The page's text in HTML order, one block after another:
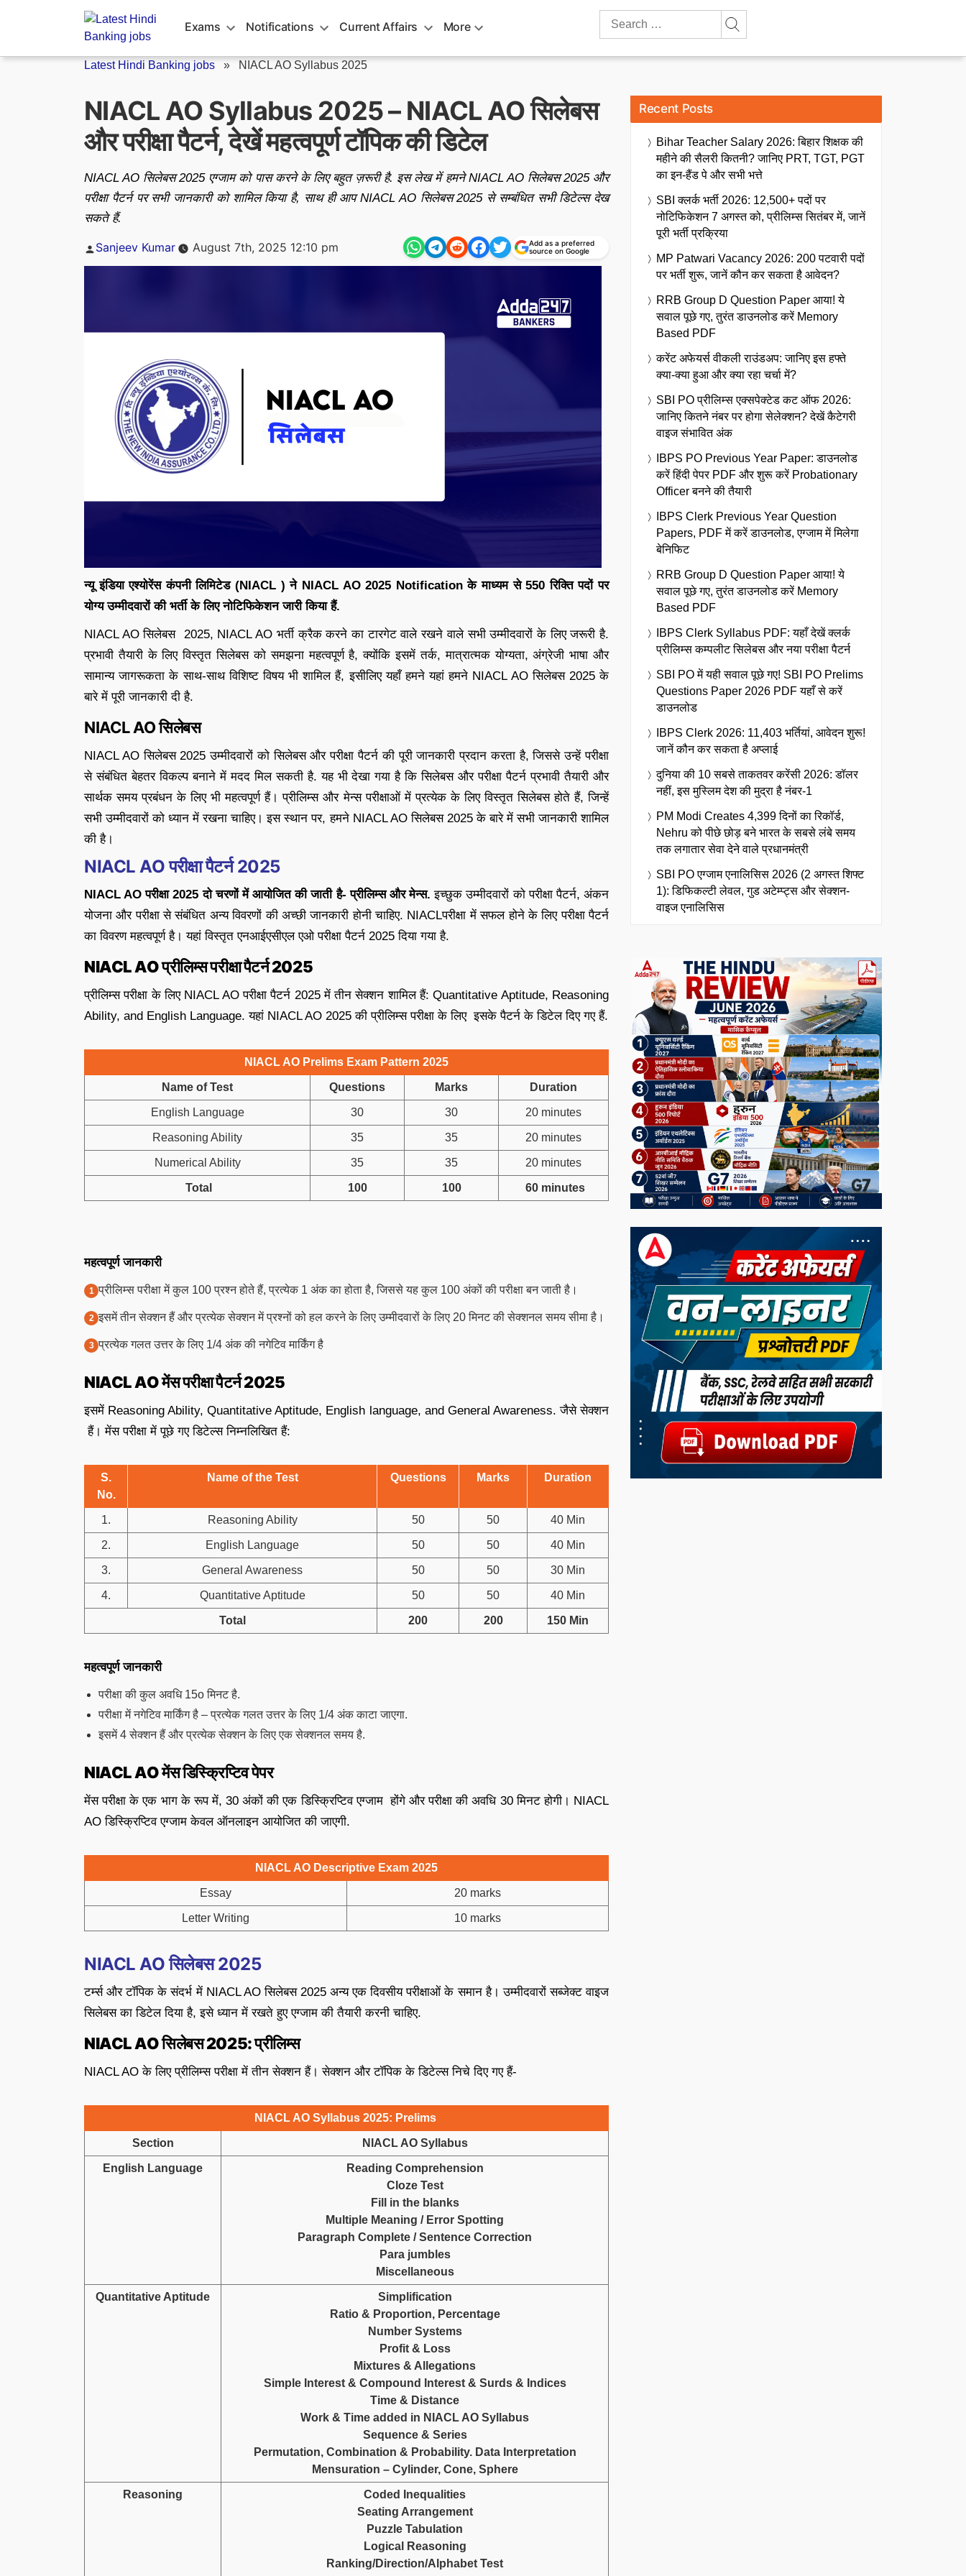
Exams Notifications Current Affairs More
Search
Latest Hindi Banking jobs » NIACL AO Syllabus 2025
NIACL AO Syllabus 2025 – NIACL AO सिलेबस
और परीक्षा पैटर्न, देखें महत्वपूर्ण टॉपिक की डिटेल
NIACL AO सिलेबस 2025 एग्जाम को पास करने के लिए बहुत ज़रूरी है. इस लेख में हमने NIACL AO सिलेबस 2025 और
परीक्षा पैटर्न पर सभी जानकारी को शामिल किया है, साथ ही आप NIACL AO सिलेबस 2025 से सम्बंधित सभी डिटेल्स देख
सकते हैं.
Posted
Sanjeev Kumar August 7th, 2025 12:10 pm
Add as a preferred
source on Google
न्यू इंडिया एश्योरेंस कंपनी लिमिटेड (NIACL ) ने NIACL AO 2025 Notification के माध्यम से 550 रिक्ति पदों पर
योग्य उम्मीदवारों की भर्ती के लिए नोटिफिकेशन जारी किया हैं.
NIACL AO सिलेबस 2025, NIACL AO भर्ती क्रैक करने का टारगेट वाले रखने वाले सभी उम्मीदवारों के लिए जरूरी है.
प्रभावी तैयारी के लिए विस्तृत सिलेबस को समझना महत्वपूर्ण है, क्योंकि इसमें तर्क, मात्रात्मक योग्यता, अंग्रेजी भाषा और
सामान्य जागरूकता के साथ-साथ विशिष्ट विषय भी शामिल हैं, इसीलिए यहाँ हमने यहां हमने NIACL AO सिलेबस 2025 के
बारे में पूरी जानकारी दी है.
NIACL AO सिलेबस
NIACL AO सिलेबस 2025 उम्मीदवारों को सिलेबस और परीक्षा पैटर्न की पूरी जानकारी प्रदान करता है, जिससे उन्हें परीक्षा
से संबंधित बेहतर विकल्प बनाने में मदद मिल सकती है. यह भी देखा गया है कि सिलेबस और परीक्षा पैटर्न प्रभावी तैयारी और
सार्थक समय प्रबंधन के लिए भी महत्वपूर्ण हैं। प्रीलिम्स और मेन्स परीक्षाओं में प्रत्येक के लिए विस्तृत सिलेबस होते हैं, जिन्हें
सभी उम्मीदवारों को ध्यान में रखना चाहिए। इस स्थान पर, हमने NIACL AO सिलेबस 2025 के बारे में सभी जानकारी शामिल
की है।
NIACL AO परीक्षा पैटर्न 2025
NIACL AO परीक्षा 2025 दो चरणों में आयोजित की जाती है- प्रीलिम्स और मेन्स. इच्छुक उम्मीदवारों को परीक्षा पैटर्न, अंकन
योजना और परीक्षा से संबंधित अन्य विवरणों की अच्छी जानकारी होनी चाहिए. NIACLपरीक्षा में सफल होने के लिए परीक्षा पैटर्न
का विवरण महत्वपूर्ण है। यहां विस्तृत एनआईएसीएल एओ परीक्षा पैटर्न 2025 दिया गया है.
NIACL AO प्रीलिम्स परीक्षा पैटर्न 2025
प्रीलिम्स परीक्षा के लिए NIACL AO परीक्षा पैटर्न 2025 में तीन सेक्शन शामिल हैं: Quantitative Aptitude, Reasoning
Ability, and English Language. यहां NIACL AO 2025 की प्रीलिम्स परीक्षा के लिए इसके पैटर्न के डिटेल दिए गए हैं.
NIACL AO Prelims Exam Pattern 2025
Name of Test Questions Marks Duration
English Language 30 30 20 minutes
Reasoning Ability 35 35 20 minutes
Numerical Ability 35 35 20 minutes
Total 100 100 60 minutes
महत्वपूर्ण जानकारी
प्रीलिम्स परीक्षा में कुल 100 प्रश्न होते हैं, प्रत्येक 1 अंक का होता है, जिससे यह कुल 100 अंकों की परीक्षा बन जाती है।
इसमें तीन सेक्शन हैं और प्रत्येक सेक्शन में प्रश्नों को हल करने के लिए उम्मीदवारों के लिए 20 मिनट की सेक्शनल समय सीमा है।
प्रत्येक गलत उत्तर के लिए 1/4 अंक की नगेटिव मार्किंग है
NIACL AO मेंस परीक्षा पैटर्न 2025
इसमें Reasoning Ability, Quantitative Aptitude, English language, and General Awareness. जैसे सेक्शन
हैं। मेंस परीक्षा में पूछे गए डिटेल्स निम्नलिखित हैं:
S.
No.
Name of the Test Questions Marks Duration
1. Reasoning Ability 50 50 40 Min
2. English Language 50 50 40 Min
3. General Awareness 50 50 30 Min
4. Quantitative Aptitude 50 50 40 Min
Total 200 200 150 Min
महत्वपूर्ण जानकारी
परीक्षा की कुल अवधि 15o मिनट है.
परीक्षा में नगेटिव मार्किंग है – प्रत्येक गलत उत्तर के लिए 1/4 अंक काटा जाएगा.
इसमें 4 सेक्शन हैं और प्रत्येक सेक्शन के लिए एक सेक्शनल समय है.
NIACL AO मेंस डिस्क्रिप्टिव पेपर
मेंस परीक्षा के एक भाग के रूप में, 30 अंकों की एक डिस्क्रिप्टिव एग्जाम होंगे और परीक्षा की अवधि 30 मिनट होगी। NIACL
AO डिस्क्रिप्टिव एग्जाम केवल ऑनलाइन आयोजित की जाएगी.
NIACL AO Descriptive Exam 2025
Essay 20 marks
Letter Writing 10 marks
NIACL AO सिलेबस 2025
टर्म्स और टॉपिक के संदर्भ में NIACL AO सिलेबस 2025 अन्य एक दिवसीय परीक्षाओं के समान है। उम्मीदवारों सब्जेक्ट वाइज
सिलेबस का डिटेल दिया है, इसे ध्यान में रखते हुए एग्जाम की तैयारी करनी चाहिए.
NIACL AO सिलेबस 2025: प्रीलिम्स
NIACL AO के लिए प्रीलिम्स परीक्षा में तीन सेक्शन हैं। सेक्शन और टॉपिक के डिटेल्स निचे दिए गए हैं-
NIACL AO Syllabus 2025: Prelims
Section NIACL AO Syllabus
English Language
Reading Comprehension
Cloze Test
Fill in the blanks
Multiple Meaning / Error Spotting
Paragraph Complete / Sentence Correction
Para jumbles
Miscellaneous
Quantitative Aptitude
Simplification
Ratio & Proportion, Percentage
Number Systems
Profit & Loss
Mixtures & Allegations
Simple Interest & Compound Interest & Surds & Indices
Time & Distance
Work & Time added in NIACL AO Syllabus
Sequence & Series
Permutation, Combination & Probability. Data Interpretation
Mensuration – Cylinder, Cone, Sphere
Reasoning
Coded Inequalities
Seating Arrangement
Puzzle Tabulation
Logical Reasoning
Ranking/Direction/Alphabet Test
Recent Posts
Bihar Teacher Salary 2026: बिहार शिक्षक की
महीने की सैलरी कितनी? जानिए PRT, TGT, PGT
का इन-हैंड पे और सभी भत्ते
SBI क्लर्क भर्ती 2026: 12,500+ पदों पर
नोटिफिकेशन 7 अगस्त को, प्रीलिम्स सितंबर में, जानें
पूरी भर्ती प्रक्रिया
MP Patwari Vacancy 2026: 200 पटवारी पदों
पर भर्ती शुरू, जानें कौन कर सकता है आवेदन?
RRB Group D Question Paper आया! ये
सवाल पूछे गए, तुरंत डाउनलोड करें Memory
Based PDF
करेंट अफेयर्स वीकली राउंडअप: जानिए इस हफ्ते
क्या-क्या हुआ और क्या रहा चर्चा में?
SBI PO प्रीलिम्स एक्सपेक्टेड कट ऑफ 2026:
जानिए कितने नंबर पर होगा सेलेक्शन? देखें कैटेगरी
वाइज संभावित अंक
IBPS PO Previous Year Paper: डाउनलोड
करें हिंदी पेपर PDF और शुरू करें Probationary
Officer बनने की तैयारी
IBPS Clerk Previous Year Question
Papers, PDF में करें डाउनलोड, एग्जाम में मिलेगा
बेनिफिट
RRB Group D Question Paper आया! ये
सवाल पूछे गए, तुरंत डाउनलोड करें Memory
Based PDF
IBPS Clerk Syllabus PDF: यहाँ देखें क्लर्क
प्रीलिम्स कम्पलीट सिलेबस और नया परीक्षा पैटर्न
SBI PO में यही सवाल पूछे गए! SBI PO Prelims
Questions Paper 2026 PDF यहाँ से करें
डाउनलोड
IBPS Clerk 2026: 11,403 भर्तियां, आवेदन शुरू!
जानें कौन कर सकता है अप्लाई
दुनिया की 10 सबसे ताकतवर करेंसी 2026: डॉलर
नहीं, इस मुस्लिम देश की मुद्रा है नंबर-1
PM Modi Creates 4,399 दिनों का रिकॉर्ड,
Nehru को पीछे छोड़ बने भारत के सबसे लंबे समय
तक लगातार सेवा देने वाले प्रधानमंत्री
SBI PO एग्जाम एनालिसिस 2026 (2 अगस्त शिफ्ट
1): डिफिकल्टी लेवल, गुड अटेम्प्ट्स और सेक्शन-
वाइज एनालिसिस